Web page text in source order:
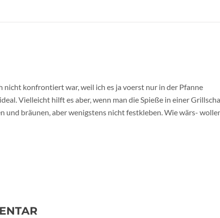
nicht konfrontiert war, weil ich es ja voerst nur in der Pfanne
Vielleicht hilft es aber, wenn man die Spieße in einer
und bräunen, aber wenigstens nicht festkleben. Wie wärs-